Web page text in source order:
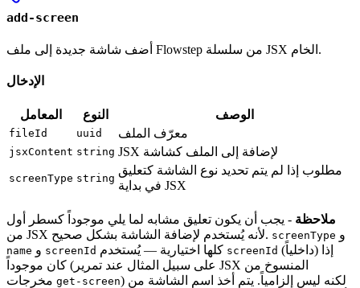
add-screen
أضف شاشة جديدة إلى ملف Flowstep من سلسلة JSX الخام.
الإدخال
المعامل النوع الوصف
fileId uuid معرّف الملف
jsxContent string JSX لإضافة إلى الملف كشاشة
screenType string
مطلوب إذا لم يتم تحديد نوع الشاشة كتعليق
في بداية JSX
ملاحظة - يجب أن يكون تعليق مشابه لما يلي موجوداً كسطر أول
من JSX لأنه يُستخدم لإضافة الشاشة بشكل صحيح. screenType و
name screenId screenId (داخلياً) إذا
كان موجوداً (على سبيل المثال عند تمرير JSX المنسوخ من
get-screen) لكنه ليس إلزامياً. يتم أخذ اسم الشاشة من